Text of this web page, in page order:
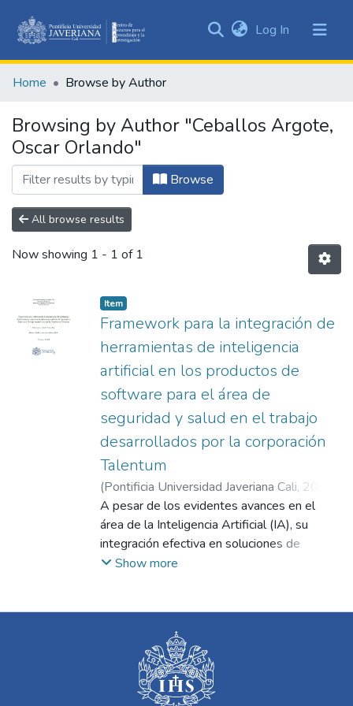
&
All of DSpace
Log In (current)
Home Browse by Author
Browsing by Author "Ceballos Argote,
Oscar Orlando"
Browse
All browse results
Now showing 1 - 1 of 1
Item
Framework para la integración de
herramientas de inteligencia
artificial en los productos de
software para el área de
seguridad y salud en el trabajo
desarrollados por la corporación
Talentum
(Pontificia Universidad Javeriana Cali, 2024
Caicedo Cuellar, Fabian Andrés;Ceballos
Argote, Oscar Orlando
A pesar de los evidentes avances en el
área de la Inteligencia Artificial (IA), su
integración efectiva en soluciones de
software orientadas a la Seguridad y Salud
comprensión profunda y enfoques
adaptados para asegurar implementaciones
exitosas que realmente beneficien a los
usuarios finales y a las organizaciones
Show more